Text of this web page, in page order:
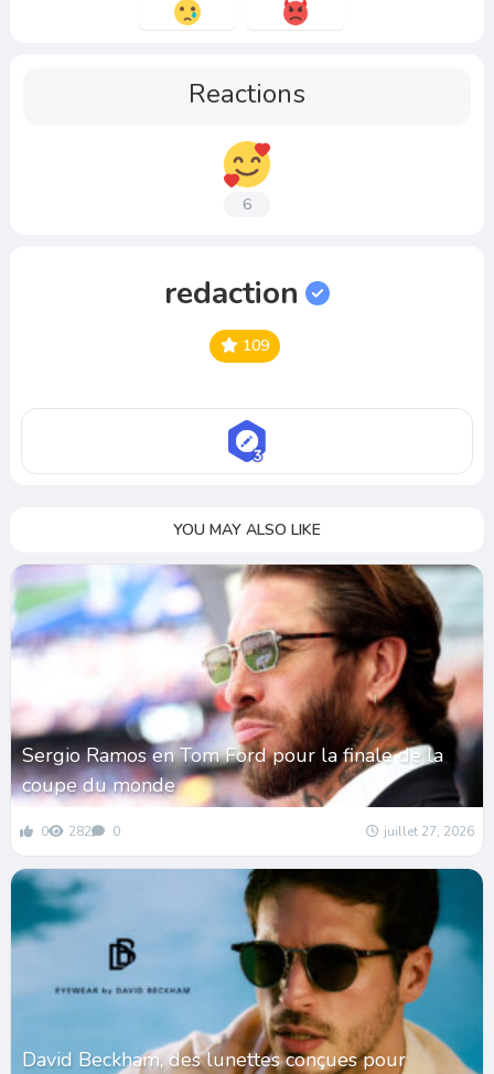
Reactions
6
redaction
109
YOU MAY ALSO LIKE
Sergio Ramos en Tom Ford pour la finale de la
coupe du monde
0 282 0 juillet 27, 2026
David Beckham, des lunettes conçues pour